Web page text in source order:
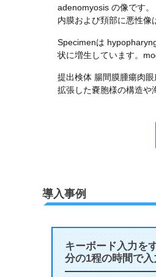
adenomyosis の像です。
内膜および頚部に悪性像
Specimenは
状に増生しています。
提出検体 腸間膜腫瘍肉
拡張した嚢胞様の構造や
導入事例
キーボード入力を
分の1程の時間で